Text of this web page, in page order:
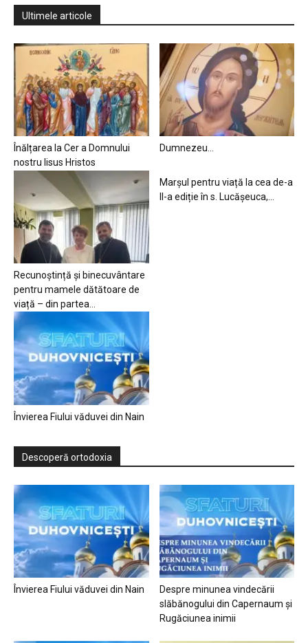
Ultimele articole
Înălțarea la Cer a Domnului
nostru Iisus Hristos
Dumnezeu…
Recunoștință și binecuvântare
pentru mamele dătătoare de
viață – din partea...
Marșul pentru viață la cea de-a
II-a ediție în s. Lucășeuca,...
Învierea Fiului văduvei din Nain
Descoperă ortodoxia
Învierea Fiului văduvei din Nain
Despre minunea vindecării
slăbănogului din Capernaum și
Rugăciunea inimii